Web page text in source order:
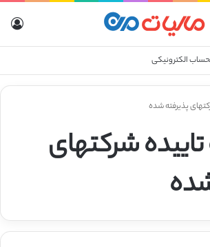
الکترونیکی
پذیرفته شده
شرکتهای